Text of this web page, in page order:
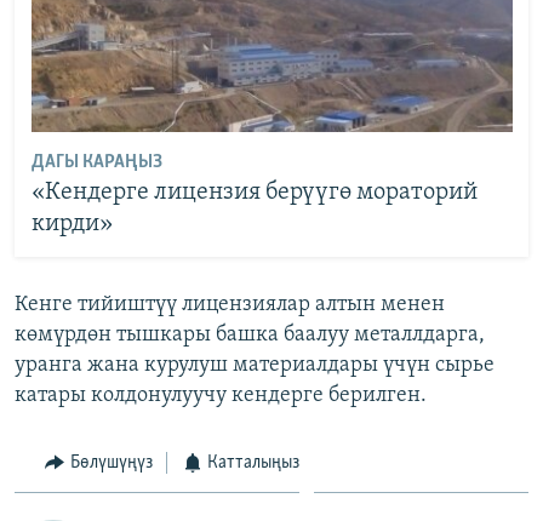
ДАГЫ КАРАҢЫЗ
«Кендерге лицензия берүүгө мораторий
кирди»
Кенге тийиштүү лицензиялар алтын менен
көмүрдөн тышкары башка баалуу металлдарга,
уранга жана курулуш материалдары үчүн сырье
катары колдонулуучу кендерге берилген.
Бөлүшүңүз Катталыңыз